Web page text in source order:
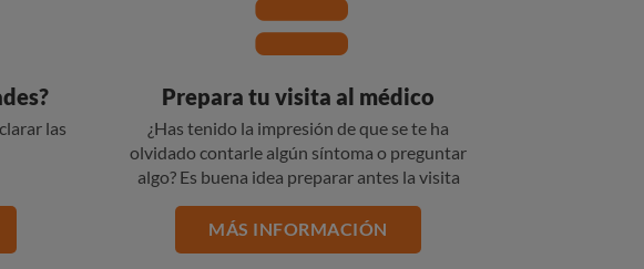
las
Prepara tu visita al médico
¿Has tenido la impresión de que se te ha
olvidado contarle algún síntoma o preguntar
algo? Es buena idea preparar antes la visita
MÁS INFORMACIÓN